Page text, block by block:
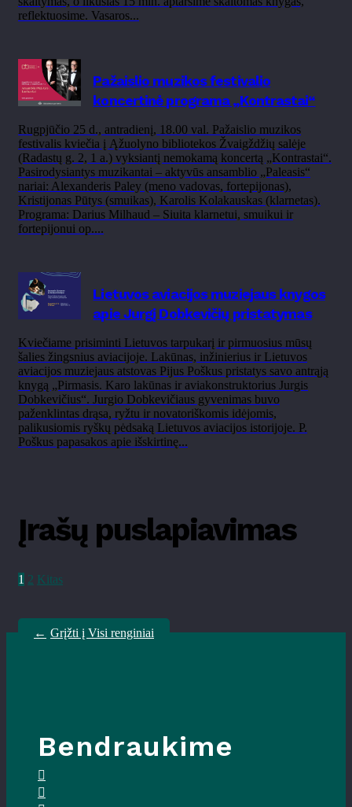
reflektuosime. Vasaros...
Pažaislio muzikos festivalio
koncertinė programa „Kontrastai“
Rugpjūčio 25 d., antradienį, 18.00 val. Pažaislio muzikos
festivalis kviečia į Ąžuolyno bibliotekos Žvaigždžių salėje
(Radastų g. 2, 1 a.) vyksiantį nemokamą koncertą „Kontrastai“.
Pasirodysiantys muzikantai – aktyvūs ansamblio „Paleasis“
nariai: Alexanderis Paley (meno vadovas, fortepijonas),
Kristijonas Pūtys (smuikas), Karolis Kolakauskas (klarnetas).
Programa: Darius Milhaud – Siuita klarnetui, smuikui ir
fortepijonui op....
Lietuvos aviacijos muziejaus knygos
apie Jurgį Dobkevičių pristatymas
Kviečiame prisiminti Lietuvos tarpukarį ir pirmuosius mūsų
šalies žingsnius aviacijoje. Lakūnas, inžinierius ir Lietuvos
aviacijos muziejaus atstovas Pijus Poškus pristatys savo antrąją
knygą „Pirmasis. Karo lakūnas ir aviakonstruktorius Jurgis
Dobkevičius“. Jurgio Dobkevičiaus gyvenimas buvo
paženklintas drąsa, ryžtu ir novatoriškomis idėjomis,
palikusiomis ryškų pėdsaką Lietuvos aviacijos istorijoje. P.
Poškus papasakos apie išskirtinę...
Įrašų puslapiavimas
1 2 Kitas
← Grįžti į Visi renginiai
Bendraukime